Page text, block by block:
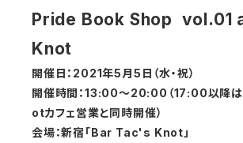
Pride Book Shop vol.01
Knot
開催日：2021年5月5日（水・祝）
開催時間：13:00〜20:00（17:00以降
otカフェ営業と同時開催）
会場：新宿「Bar Tac's Knot」